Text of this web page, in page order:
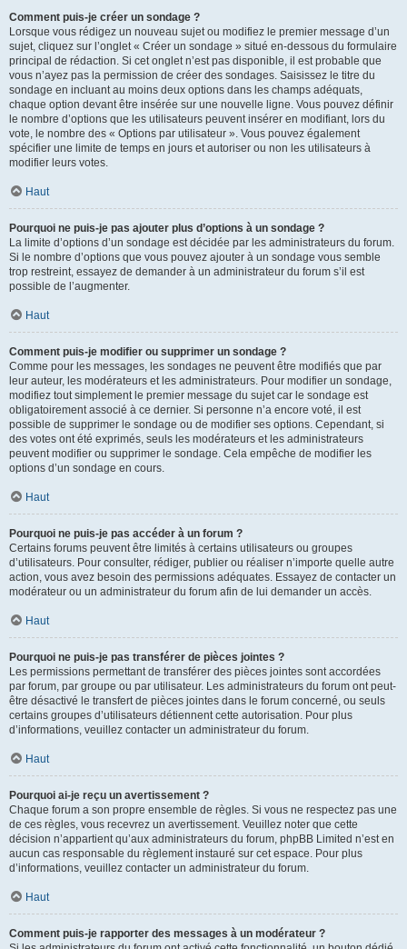
Comment puis-je créer un sondage ?
Lorsque vous rédigez un nouveau sujet ou modifiez le premier message d’un
sujet, cliquez sur l’onglet « Créer un sondage » situé en-dessous du formulaire
principal de rédaction. Si cet onglet n’est pas disponible, il est probable que
vous n’ayez pas la permission de créer des sondages. Saisissez le titre du
sondage en incluant au moins deux options dans les champs adéquats,
chaque option devant être insérée sur une nouvelle ligne. Vous pouvez définir
le nombre d’options que les utilisateurs peuvent insérer en modifiant, lors du
vote, le nombre des « Options par utilisateur ». Vous pouvez également
spécifier une limite de temps en jours et autoriser ou non les utilisateurs à
modifier leurs votes.
Haut
Pourquoi ne puis-je pas ajouter plus d’options à un sondage ?
La limite d’options d’un sondage est décidée par les administrateurs du forum.
Si le nombre d’options que vous pouvez ajouter à un sondage vous semble
trop restreint, essayez de demander à un administrateur du forum s’il est
possible de l’augmenter.
Haut
Comment puis-je modifier ou supprimer un sondage ?
Comme pour les messages, les sondages ne peuvent être modifiés que par
leur auteur, les modérateurs et les administrateurs. Pour modifier un sondage,
modifiez tout simplement le premier message du sujet car le sondage est
obligatoirement associé à ce dernier. Si personne n’a encore voté, il est
possible de supprimer le sondage ou de modifier ses options. Cependant, si
des votes ont été exprimés, seuls les modérateurs et les administrateurs
peuvent modifier ou supprimer le sondage. Cela empêche de modifier les
options d’un sondage en cours.
Haut
Pourquoi ne puis-je pas accéder à un forum ?
Certains forums peuvent être limités à certains utilisateurs ou groupes
d’utilisateurs. Pour consulter, rédiger, publier ou réaliser n’importe quelle autre
action, vous avez besoin des permissions adéquates. Essayez de contacter un
modérateur ou un administrateur du forum afin de lui demander un accès.
Haut
Pourquoi ne puis-je pas transférer de pièces jointes ?
Les permissions permettant de transférer des pièces jointes sont accordées
par forum, par groupe ou par utilisateur. Les administrateurs du forum ont peut-
être désactivé le transfert de pièces jointes dans le forum concerné, ou seuls
certains groupes d’utilisateurs détiennent cette autorisation. Pour plus
d’informations, veuillez contacter un administrateur du forum.
Haut
Pourquoi ai-je reçu un avertissement ?
Chaque forum a son propre ensemble de règles. Si vous ne respectez pas une
de ces règles, vous recevrez un avertissement. Veuillez noter que cette
décision n’appartient qu’aux administrateurs du forum, phpBB Limited n’est en
aucun cas responsable du règlement instauré sur cet espace. Pour plus
d’informations, veuillez contacter un administrateur du forum.
Haut
Comment puis-je rapporter des messages à un modérateur ?